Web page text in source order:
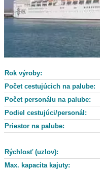
Rok výroby:
Počet cestujúcich na palube:
Počet personálu na palube:
Podiel cestujúci/personál:
Priestor na palube:
Rýchlosť (uzlov):
Max. kapacita kajuty: